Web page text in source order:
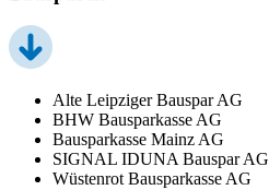
Alte Leipziger Bauspar AG
BHW Bausparkasse AG
Bausparkasse Mainz AG
SIGNAL IDUNA Bauspar AG
Wüstenrot Bausparkasse AG